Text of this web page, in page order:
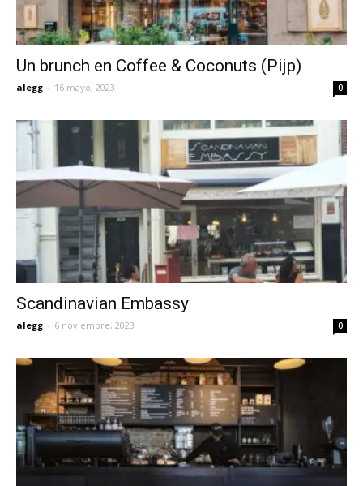
Un brunch en Coffee & Coconuts (Pijp)
alegg - 16 mayo, 2023 0
Scandinavian Embassy
alegg - 6 noviembre, 2023 0